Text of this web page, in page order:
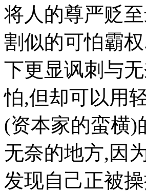
将人的尊严贬
割似的可怕霸
下更显讽刺与
怕,但却可以用
(资本家的蛮横)
无奈的地方,因
发现自己正被